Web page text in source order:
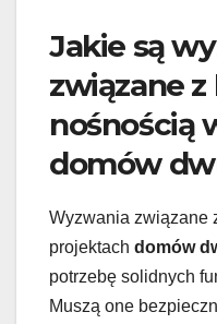
Jakie są
związane
nośnością
domów
Wyzwania związane
projektach domów
potrzebę solidnych
Muszą one